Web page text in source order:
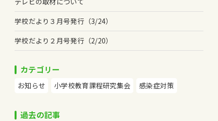
学校だより３月号発行（3/24）
学校だより２月号発行（2/20）
カテゴリー
お知らせ 小学校教育課程研究集会 感染症対策
過去の記事